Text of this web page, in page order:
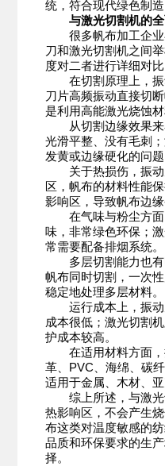
统，符合现代绿色制造
与激光切割机的
很多帆布加工企业
刀和激光切割机之间
度对二者进行详细对比
在切割原理上，振
刀片高频振动直接切
是利用高能激光烧蚀材
从切割边缘效果来
光滑平整、没有毛刺
发黄或边缘硬化的问
关于热损伤，振动
区，帆布的材料性能
影响区，导致帆布边缘
在气味与粉尘方面
味，非常绿色环保；
常需要配备排烟系统。
多层切割能力也有
帆布同时切割，一次
稳定地处理多层材料。
运行成本上，振动
成本很低；激光切割
护成本较高。
在适用材料方面，
革、PVC、海绵、碳
适用于金属、木材、亚
综上所述，与激光
热影响区，不会产生
布这类对温度敏感的
品质和环保要求的生
择。